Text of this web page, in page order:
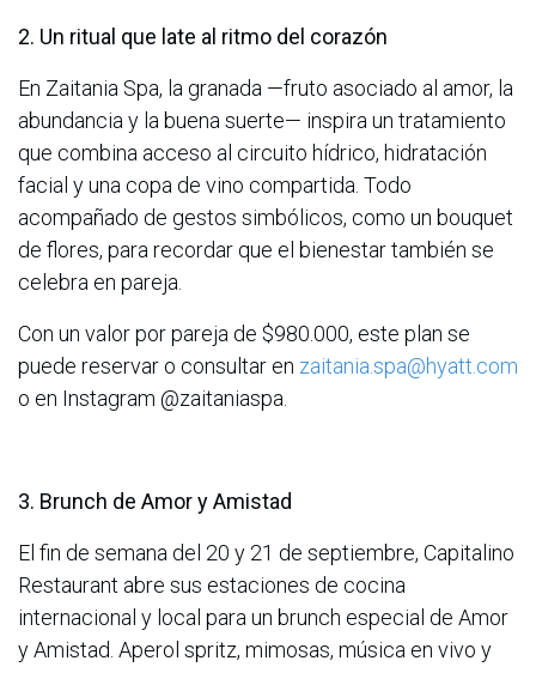
2. Un ritual que late al ritmo del corazón
En Zaitania Spa, la granada —fruto asociado al amor, la
abundancia y la buena suerte— inspira un tratamiento
que combina acceso al circuito hídrico, hidratación
facial y una copa de vino compartida. Todo
acompañado de gestos simbólicos, como un bouquet
de flores, para recordar que el bienestar también se
celebra en pareja.
Con un valor por pareja de $980.000, este plan se
puede reservar o consultar en zaitania.spa@hyatt.com
o en Instagram @zaitaniaspa.
3. Brunch de Amor y Amistad
El fin de semana del 20 y 21 de septiembre, Capitalino
Restaurant abre sus estaciones de cocina
internacional y local para un brunch especial de Amor
y Amistad. Aperol spritz, mimosas, música en vivo y